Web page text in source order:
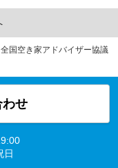
全国空き家アドバイザー協議
わせ
日